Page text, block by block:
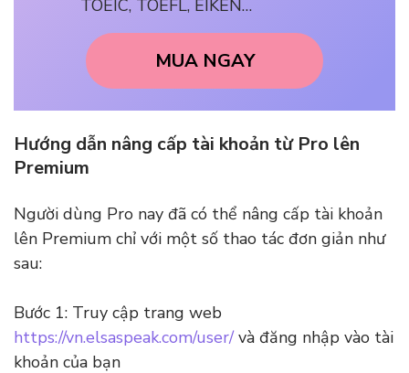
TOEIC, TOEFL, EIKEN…
MUA NGAY
Hướng dẫn nâng cấp tài khoản từ Pro lên
Premium
Người dùng Pro nay đã có thể nâng cấp tài khoản
lên Premium chỉ với một số thao tác đơn giản như
sau:
Bước 1: Truy cập trang web
https://vn.elsaspeak.com/user/và đăng nhập vào tài
khoản của bạn